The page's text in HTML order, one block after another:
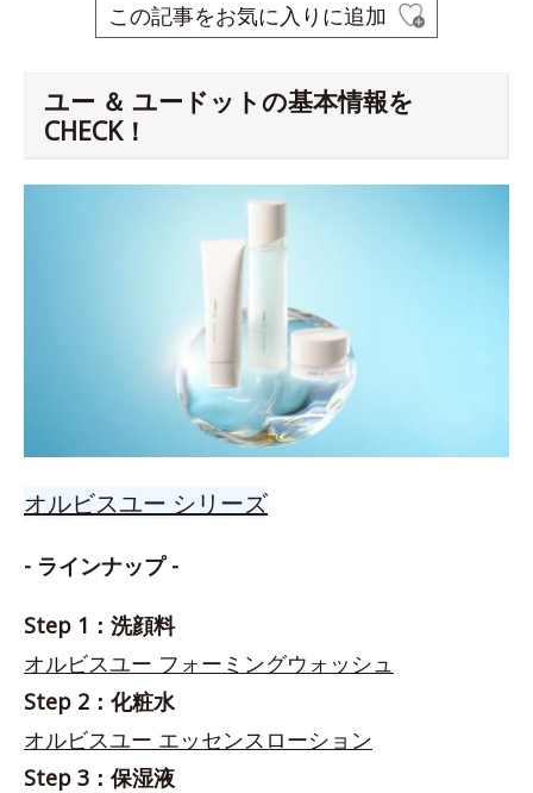
この記事をお気に入りに追加
ユー ＆ ユードットの基本情報を
CHECK！
オルビスユー シリーズ
- ラインナップ -
Step 1：洗顔料
オルビスユー フォーミングウォッシュ
Step 2：化粧水
オルビスユー エッセンスローション
Step 3：保湿液